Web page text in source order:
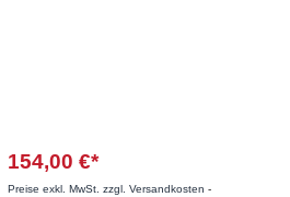
154,00 €*
Preise exkl. MwSt. zzgl. Versandkosten -